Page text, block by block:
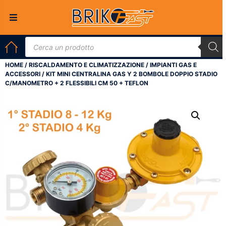
HOME / RISCALDAMENTO E CLIMATIZZAZIONE / IMPIANTI GAS E
ACCESSORI / KIT MINI CENTRALINA GAS Y 2 BOMBOLE DOPPIO STADIO
C/MANOMETRO + 2 FLESSIBILI CM 50 + TEFLON